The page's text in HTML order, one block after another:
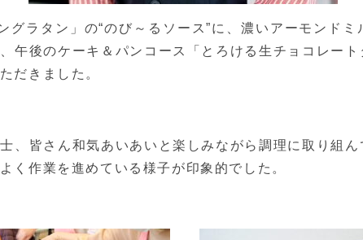
グラタン」の“のび～るソース”に、濃いアーモンド
午後のケーキ＆パンコース「とろける生チョコレー
だきました。
、皆さん和気あいあいと楽しみながら調理に取り組
く作業を進めている様子が印象的でした。